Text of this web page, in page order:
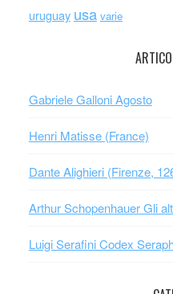
uruguay usa varie
Gabriele Galloni Agosto
Henri Matisse (France)
Dante Alighieri (Firenze,
Arthur Schopenhauer Gli
Luigi Serafini Codex